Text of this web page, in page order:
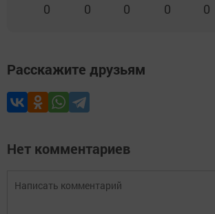
0 0 0 0 0
Расскажите друзьям
Нет комментариев